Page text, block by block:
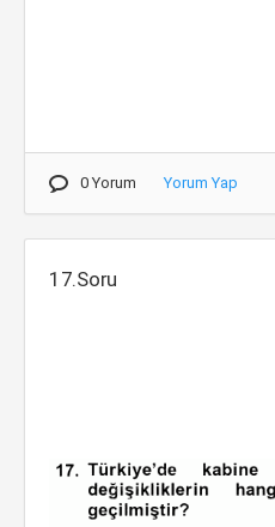
0 Yorum Yorum Yap
17.Soru